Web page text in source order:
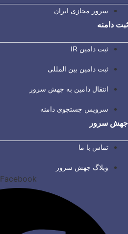
سرور مجازی ایران
ثبت دامنه
ثبت دامین IR
ثبت دامین بین المللی
انتقال دامین به جهش سرور
سرویس جستجوی دامنه
جهش سرور
تماس با ما
وبلاگ جهش سرور
Facebook